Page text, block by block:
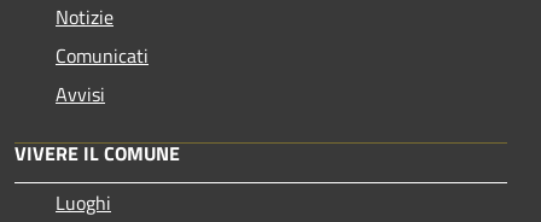
Notizie
Comunicati
Avvisi
VIVERE IL COMUNE
Luoghi